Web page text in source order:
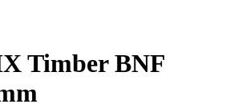
Timber BNF